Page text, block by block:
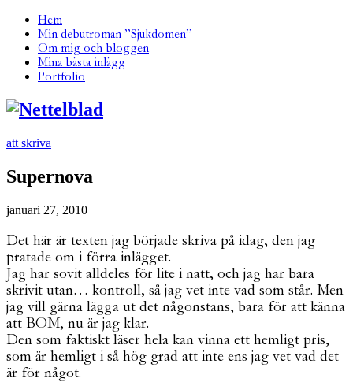
Hem
Min debutroman ”Sjukdomen”
Om mig och bloggen
Mina bästa inlägg
Portfolio
att skriva
Supernova
januari 27, 2010
Det här är texten jag började skriva på idag, den jag
pratade om i förra inlägget.
Jag har sovit alldeles för lite i natt, och jag har bara
skrivit utan… kontroll, så jag vet inte vad som står. Men
jag vill gärna lägga ut det någonstans, bara för att känna
att BOM, nu är jag klar.
Den som faktiskt läser hela kan vinna ett hemligt pris,
som är hemligt i så hög grad att inte ens jag vet vad det
är för något.